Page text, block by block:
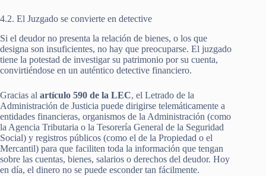
4.2. El Juzgado se convierte en detective
Si el deudor no presenta la relación de bienes, o los que
designa son insuficientes, no hay que preocuparse. El juzgado
tiene la potestad de investigar su patrimonio por su cuenta,
convirtiéndose en un auténtico detective financiero.
Gracias al artículo 590 de la LEC, el Letrado de la
Administración de Justicia puede dirigirse telemáticamente a
entidades financieras, organismos de la Administración (como
la Agencia Tributaria o la Tesorería General de la Seguridad
Social) y registros públicos (como el de la Propiedad o el
Mercantil) para que faciliten toda la información que tengan
sobre las cuentas, bienes, salarios o derechos del deudor. Hoy
en día, el dinero no se puede esconder tan fácilmente.